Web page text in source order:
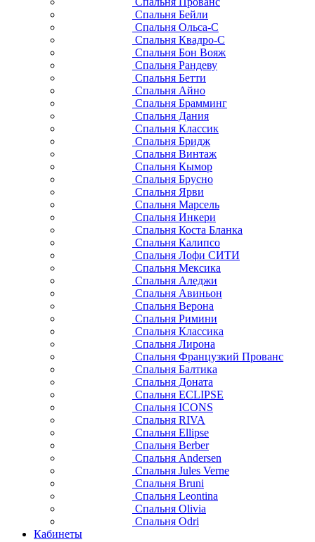
Спальня Бейли
Спальня Ольса-С
Спальня Квадро-С
Спальня Бон Вояж
Спальня Рандеву
Спальня Бетти
Спальня Айно
Спальня Брамминг
Спальня Дания
Спальня Классик
Спальня Бридж
Спальня Винтаж
Спальня Кымор
Спальня Брусно
Спальня Ярви
Спальня Марсель
Спальня Инкери
Спальня Коста Бланка
Спальня Калипсо
Спальня Лофи СИТИ
Спальня Мексика
Спальня Аледжи
Спальня Авиньон
Спальня Верона
Спальня Римини
Спальня Классика
Спальня Лирона
Спальня Французкий Прованс
Спальня Балтика
Спальня Доната
Спальня ECLIPSE
Спальня ICONS
Спальня RIVA
Спальня Ellipse
Спальня Berber
Спальня Andersen
Спальня Jules Verne
Спальня Bruni
Спальня Leontina
Спальня Olivia
Спальня Odri
Кабинеты